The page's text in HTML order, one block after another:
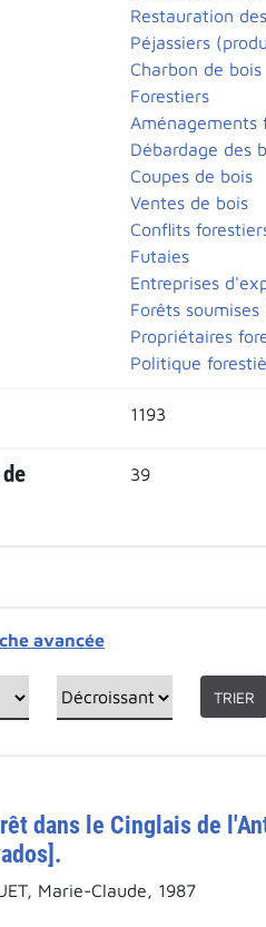
Restauration
Péjassiers
Charbon de bois
Forestiers
Aménagements
Débardage des
Coupes de bois
Ventes de bois
Conflits
Futaies
Entreprises
Forêts
Propriétaires
Politique
1193
39
avancée
TRIER
dans le Cinglais de
Marie-Claude, 1987